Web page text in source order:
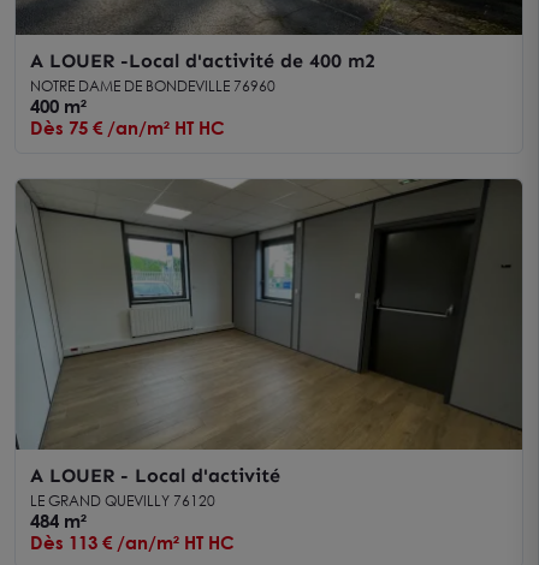
A LOUER -Local d'activité de 400 m2
NOTRE DAME DE BONDEVILLE 76960
400 m²
Dès 75 € /an/m² HT HC
A LOUER - Local d'activité
LE GRAND QUEVILLY 76120
484 m²
Dès 113 € /an/m² HT HC